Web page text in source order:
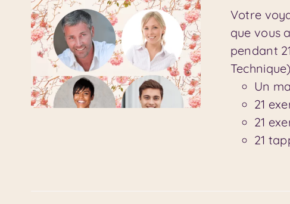
Votre
que vous
pendant
Un
21
21
21